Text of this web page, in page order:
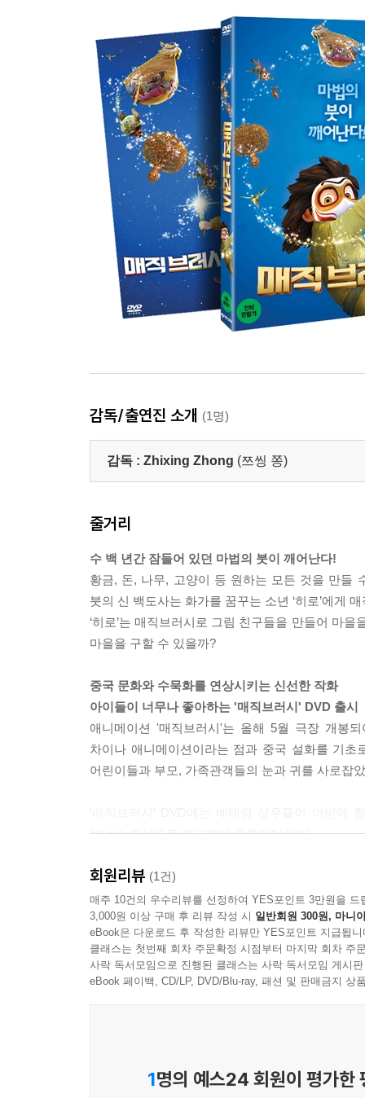
* 서플먼트 내용은 제작사의 사정상 변경, 추가 또
감독/출연진 소개 (1명)
감독 : Zhixing Zhong (쯔씽 쫑)
줄거리
수 백 년간 잠들어 있던 마법의 붓이 깨어난다!
황금, 돈, 나무, 고양이 등 원하는 모든 것을 만들
붓의 신 백도사는 화가를 꿈꾸는 소년 ‘히로’에게
‘히로’는 매직브러시로 그림 친구들을 만들어 마
마을을 구할 수 있을까?
중국 문화와 수묵화를 연상시키는 신선한 작화
아이들이 너무나 좋아하는 '매직브러시' DVD 출시
애니메이션 '매직브러시'는 올해 5월 극장 개봉
차이나 애니메이션이라는 점과 중국 설화를 기
어린이들과 부모, 가족관객들의 눈과 귀를 사로잡
보너스 영상으로 예고편이 수록되어 있다.
회원리뷰 (1건)
매주 10건의 우수리뷰를 선정하여 YES포인트 3만원을 드
3,000원 이상 구매 후 리뷰 작성 시 일반회원 300원, 마니
eBook은 다운로드 후 작성한 리뷰만 YES포인트 지급됩니
클래스는 첫번째 회차 주문확정 시점부터 마지막 회차 주
사락 독서모임으로 진행된 클래스는 사락 독서모임 게시
eBook 페이백, CD/LP, DVD/Blu-ray, 패션 및 판매금지 상
1명의 예스24 회원이 평가한